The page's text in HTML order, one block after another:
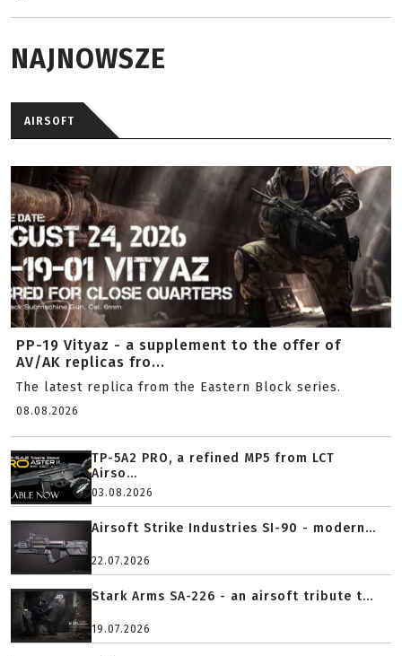
NAJNOWSZE
AIRSOFT
PP-19 Vityaz - a supplement to the offer of
AV/AK replicas fro...
The latest replica from the Eastern Block series.
08.08.2026
TP-5A2 PRO, a refined MP5 from LCT
Airso...
03.08.2026
Airsoft Strike Industries SI-90 - modern...
22.07.2026
Stark Arms SA-226 - an airsoft tribute t...
19.07.2026